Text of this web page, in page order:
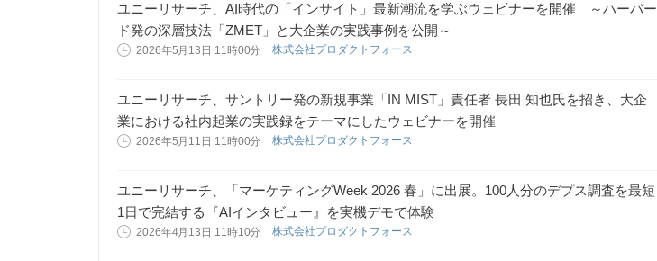
ユニーリサーチ、AI時代の「インサイト」最新潮流を学ぶウェビナーを開催 ～ハーバー
ド発の深層技法「ZMET」と大企業の実践事例を公開～
2026年5月13日 11時00分 株式会社プロダクトフォース
ユニーリサーチ、サントリー発の新規事業「IN MIST」責任者 長田 知也氏を招き、大企
業における社内起業の実践録をテーマにしたウェビナーを開催
2026年5月11日 11時00分 株式会社プロダクトフォース
ユニーリサーチ、「マーケティングWeek 2026 春」に出展。100人分のデプス調査を最短
1日で完結する『AIインタビュー』を実機デモで体験
2026年4月13日 11時10分 株式会社プロダクトフォース